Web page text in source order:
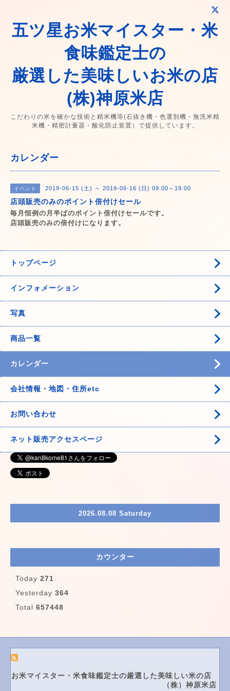
五ツ星お米マイスター・米
食味鑑定士の
厳選した美味しいお米の店
(株)神原米店
こだわりの米を確かな技術と精米機等(石抜き機・色選別機・無洗米精
米機・精密計量器・酸化防止装置）で提供しています。
カレンダー
イベント 2019-06-15 (土) ～ 2019-06-16 (日) 09:00～19:00
店頭販売のみのポイント倍付けセール
毎月恒例の月半ばのポイント倍付けセールです。
店頭販売のみの倍付けになります。
トップページ
インフォメーション
写真
商品一覧
カレンダー
会社情報・地図・住所etc
お問い合わせ
ネット販売アクセスページ
2026.08.08 Saturday
カウンター
Today 271
Yesterday 364
Total 657448
お米マイスター・米食味鑑定士の厳選した美味しい米の店
（株）神原米店